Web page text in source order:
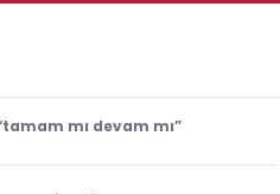
mı devam mı”